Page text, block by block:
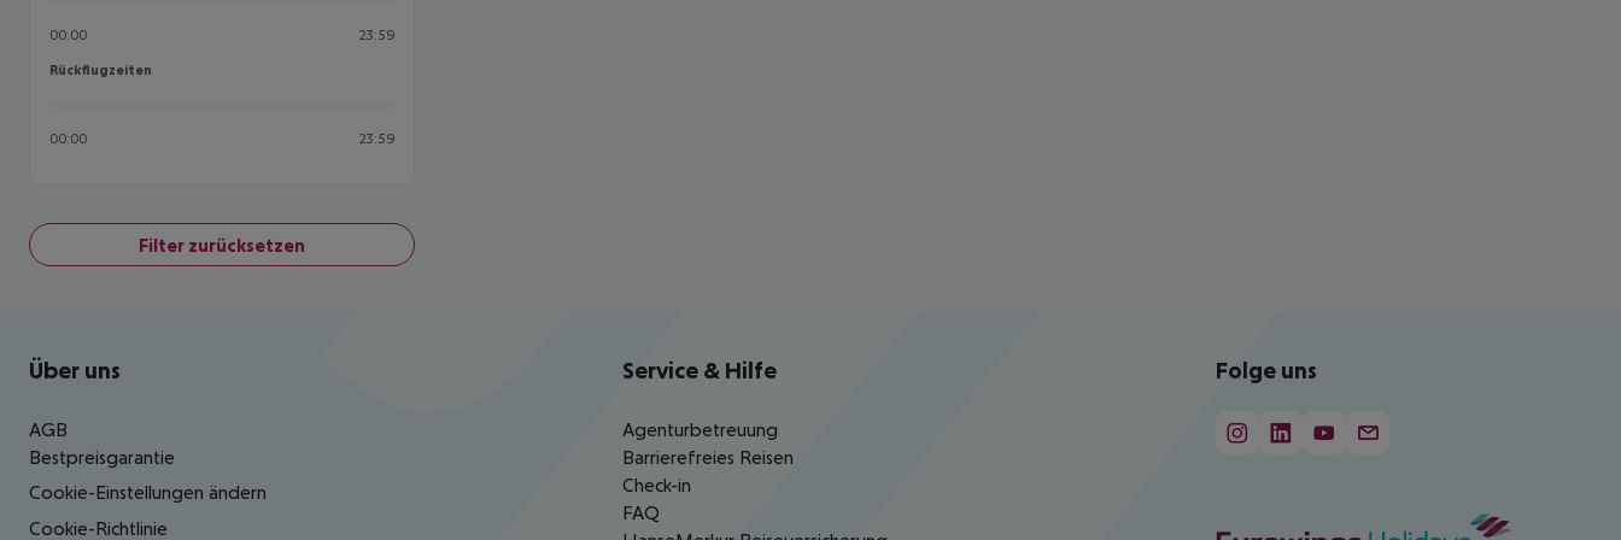
00:00 23:59
Rückflugzeiten
Rückflugzeiten
00:00 23:59
Filter zurücksetzen
Footer navigation
Über uns
AGB
Bestpreisgarantie
Cookie-Einstellungen ändern
Cookie-Richtlinie
Service & Hilfe
Agenturbetreuung
Barrierefreies Reisen
Check-in
FAQ
Folge uns